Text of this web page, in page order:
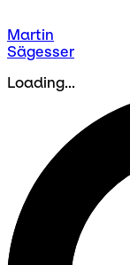
Martin
Sägesser
Loading...